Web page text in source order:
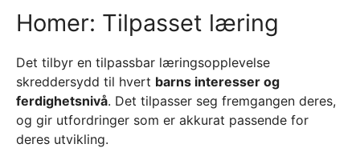
Homer: Tilpasset læring
Det tilbyr en tilpassbar læringsopplevelse
skreddersydd til hvert barns interesser og
ferdighetsnivå. Det tilpasser seg fremgangen deres,
og gir utfordringer som er akkurat passende for
deres utvikling.